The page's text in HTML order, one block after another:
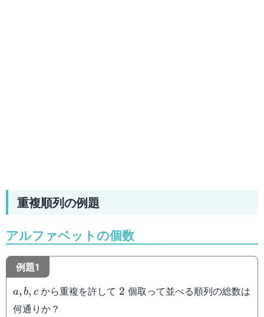
重複順列の例題
アルファベットの個数
例題1
a,b,c
a, b, cから重複を許して 2
2 個取って並べる順列の総数は
何通りか？